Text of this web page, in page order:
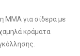
ΜΜΑ για σίδερα με
κράματα